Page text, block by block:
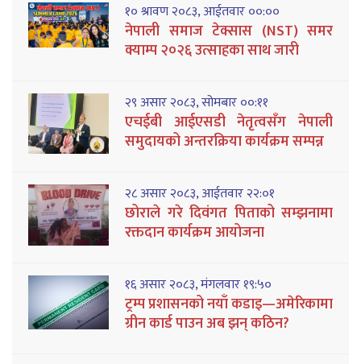
१० श्रावण २०८३, आईतवार ००:००
नेपाली समाज टेक्सास (NST) समर
क्याम्प २०२६ उत्साहका साथ जारी
२९ असार २०८३, सोमबार ००:११
एचईबी आईएसडी नेतृत्वसँग नेपाली
समुदायको अन्तरक्रिया कार्यक्रम सम्पन्न
२८ असार २०८३, आईतवार २२:०१
छोराले गरे दिवंगत पिताको सम्झनामा
रक्तदान कार्यक्रम आयोजना
१६ असार २०८३, मंगलवार १९:५०
ट्रम्प प्रशासनको नयाँ कडाइ—अमेरिकामा
ग्रीन कार्ड पाउन अब झन् कठिन?